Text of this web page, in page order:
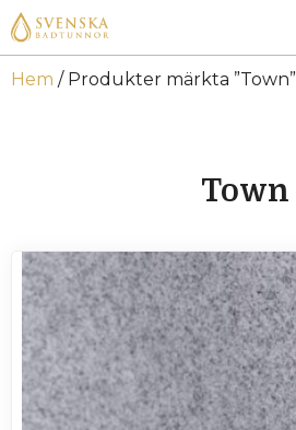
Hem / Produkter märkta ”Town”
Town